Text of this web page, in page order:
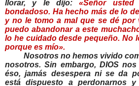
llorar, y le dijo:«Señor
bondadoso. Ha hecho más de lo
y no le tomo a mal que se dé por
puedo abandonar a este
lo he cuidado desde pequeño. No
porque es mío».
Nosotros no hemos vivido
nosotros. Sin embargo, DIOS
éso, jamás desespera ni se da
está dispuesto a perdonarnos